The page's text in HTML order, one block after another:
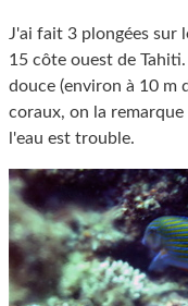
J'ai fait 3 plongées sur
15 côte ouest de
douce (environ à 10 m
coraux, on la
l'eau est trouble.